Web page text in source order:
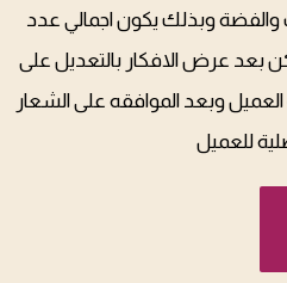
والفضة وبذلك يكون اجمالي عدد
ويمكن بعد عرض الافكار بالتعديل على
وبعد الموافقه على الشعار
للعميل